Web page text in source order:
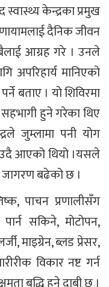
स्वास्थ्य केन्द्रका प्रमुख
दैनिक जीवन
आग्रह गरे । उनले
अपरिहार्य मानिएको
बताए । यो शिविरमा
हुने गरेका थिए
जुम्लामा पनी योग
आएको थियो ।यसले
जागरण बढेको छ ।
पाचन प्रणालीसँग
सकिने, मोटोपन,
माइग्रेन, ब्लड प्रेसर,
विकार नष्ट गर्न